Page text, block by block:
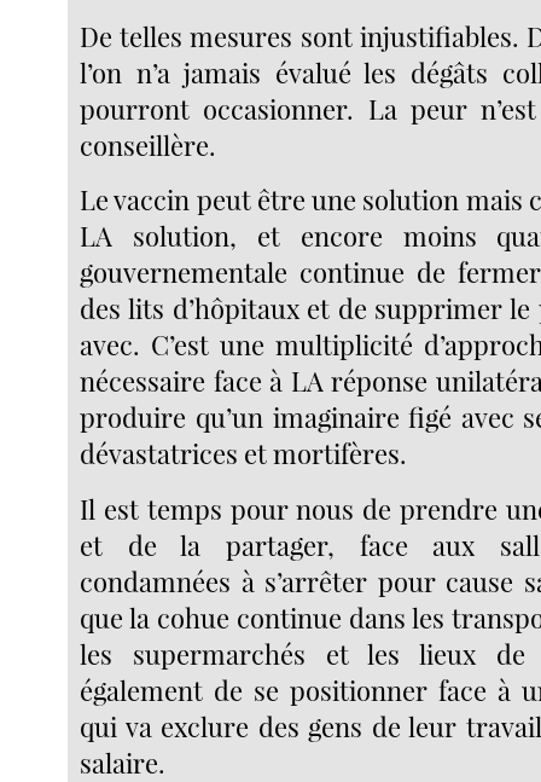
De telles mesures sont injustifiables.
l’on n’a jamais évalué les dégâts
pourront occasionner. La peur
conseillère.
Le vaccin peut être une solution mais
LA solution, et encore moins
gouvernementale continue de
des lits d’hôpitaux et de supprimer
avec. C’est une multiplicité
nécessaire face à LA réponse
produire qu’un imaginaire figé avec
dévastatrices et mortifères.
Il est temps pour nous de prendre
et de la partager, face aux
condamnées à s’arrêter pour cause
que la cohue continue dans les
les supermarchés et les lieux
également de se positionner face à
qui va exclure des gens de leur
salaire.